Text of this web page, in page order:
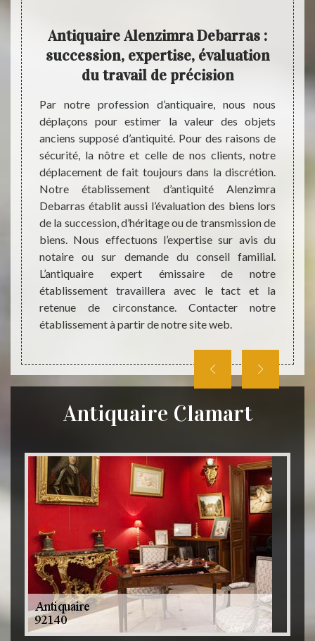
un
ne
le
mot
le
Le
et
des
le
Antiquaire Alenzimra Debarras :
succession, expertise, évaluation
du travail de précision
Par notre profession d’antiquaire, nous nous
déplaçons pour estimer la valeur des objets
anciens supposé d’antiquité. Pour des raisons de
sécurité, la nôtre et celle de nos clients, notre
déplacement de fait toujours dans la discrétion.
Notre établissement d’antiquité Alenzimra
Debarras établit aussi l’évaluation des biens lors
de la succession, d’héritage ou de transmission de
biens. Nous effectuons l’expertise sur avis du
notaire ou sur demande du conseil familial.
L’antiquaire expert émissaire de notre
établissement travaillera avec le tact et la
retenue de circonstance. Contacter notre
établissement à partir de notre site web.
La
pour
foire
que
Pour
Antiquaire Clamart